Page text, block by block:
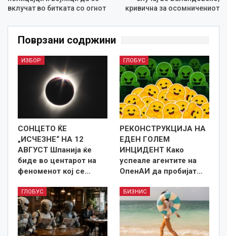
вклучат во битката со огнот
кривична за осомничениот
Поврзани содржини
ИЗБОР
СОНЦЕТО ЌЕ
„ИСЧЕЗНЕ“ НА 12
АВГУСТ Шпанија ќе
биде во центарот на
феноменот кој се…
ГЛОБУС
РЕКОНСТРУКЦИЈА НА
ЕДЕН ГОЛЕМ
ИНЦИДЕНТ Како
успеале агентите на
ОпенАИ да пробијат…
ГЛОБУС БИЗНИС